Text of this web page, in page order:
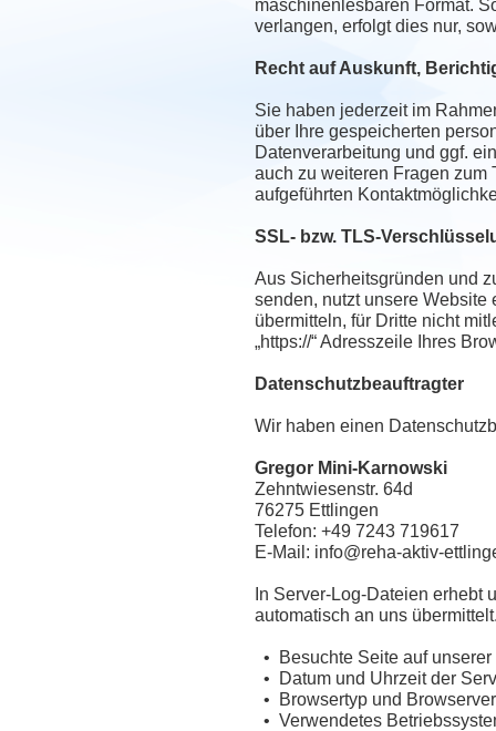
maschinenlesbaren Format.
verlangen, erfolgt dies nur,
Recht auf Auskunft,
Sie haben jederzeit im
über Ihre gespeicherten
Datenverarbeitung und ggf.
auch zu weiteren Fragen zum
aufgeführten
SSL- bzw. TLS-
Aus Sicherheitsgründen und
senden, nutzt unsere
übermitteln, für Dritte nicht
„https://“ Adresszeile Ihres
Datenschutzbeauftragter
Wir haben einen
Gregor Mini-Karnowski
Zehntwiesenstr. 64d
76275 Ettlingen
Telefon: +49 7243 719617
E-Mail: info@reha-aktiv-
In Server-Log-Dateien erhebt
automatisch an uns
• Besuchte Seite auf
• Datum und Uhrzeit der
• Browsertyp und
• Verwendetes